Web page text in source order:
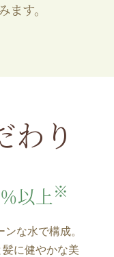
す。
わり
以上※
な水で構成。
に健やかな美